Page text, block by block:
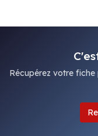
Récupérez votre